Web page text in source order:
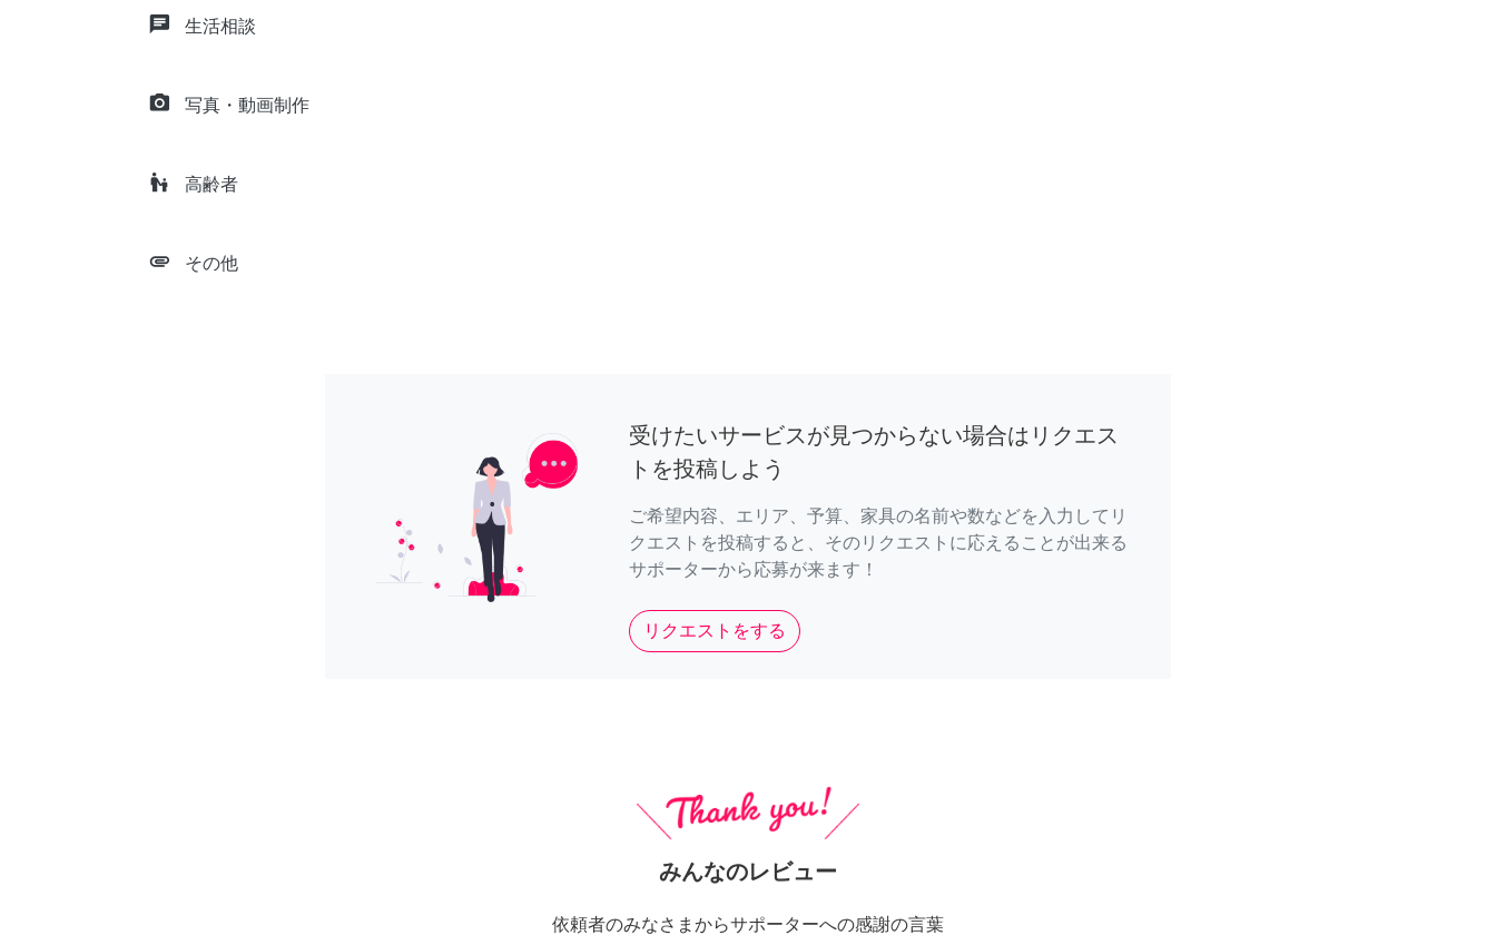
chat 生活相談
camera_alt 写真・動画制作
escalator_warning 高齢者
attachment その他
受けたいサービスが見つからない場合はリクエス
トを投稿しよう
ご希望内容、エリア、予算、家具の名前や数などを入力してリ
クエストを投稿すると、そのリクエストに応えることが出来る
サポーターから応募が来ます！
リクエストをする
みんなのレビュー
依頼者のみなさまからサポーターへの感謝の言葉